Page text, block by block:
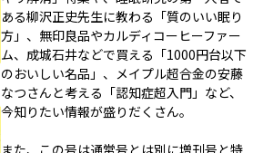
ある柳沢正史先生に教わる「質のいい眠り
方」、無印良品やカルディコーヒーファー
ム、成城石井などで買える「1000円台以下
のおいしい名品」、メイプル超合金の安藤
なつさんと考える「認知症超入門」など、
今知りたい情報が盛りだくさん。
また、この号は通常号とは別に増刊号と特